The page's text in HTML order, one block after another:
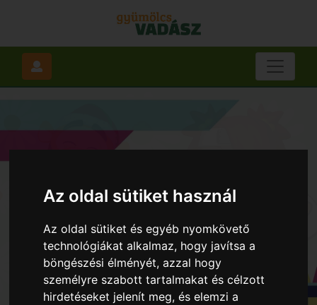
Az oldal sütiket használ
Az oldal sütiket és egyéb nyomkövető
technológiákat alkalmaz, hogy javítsa a
böngészési élményét, azzal hogy
személyre szabott tartalmakat és célzott
hirdetéseket jelenít meg, és elemzi a